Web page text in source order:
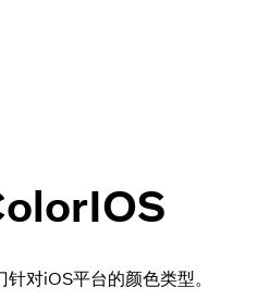
针对iOS平台的颜色类型。